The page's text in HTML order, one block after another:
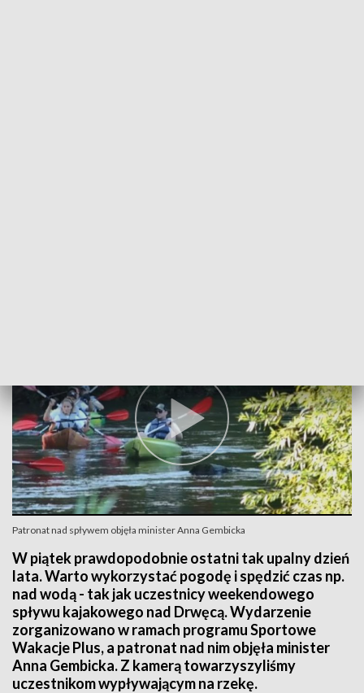
Patronat nad spływem objęła minister Anna Gembicka
W piątek prawdopodobnie ostatni tak upalny dzień
lata. Warto wykorzystać pogodę i spędzić czas np.
nad wodą - tak jak uczestnicy weekendowego
spływu kajakowego nad Drwęcą. Wydarzenie
zorganizowano w ramach programu Sportowe
Wakacje Plus, a patronat nad nim objęła minister
Anna Gembicka. Z kamerą towarzyszyliśmy
uczestnikom wypływającym na rzekę.